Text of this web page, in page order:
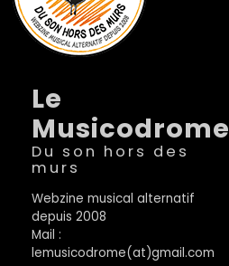
Le
Musicodrome
Du son hors des
murs
Webzine musical alternatif
depuis 2008
Mail :
lemusicodrome(at)gmail.com